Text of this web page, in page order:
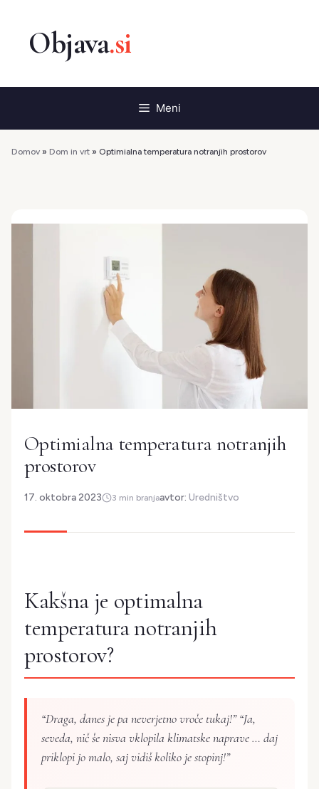
vsebino
Meni
Domov » Dom in vrt » Optimialna temperatura notranjih prostorov
Optimialna temperatura notranjih
prostorov
17. oktobra 2023 3 min branjaavtor: Uredništvo
Kakšna je optimalna
temperatura notranjih
prostorov?
“Draga, danes je pa neverjetno vroče tukaj!” “Ja,
seveda, nič še nisva vklopila klimatske naprave … daj
priklopi jo malo, saj vidiš koliko je stopinj!”